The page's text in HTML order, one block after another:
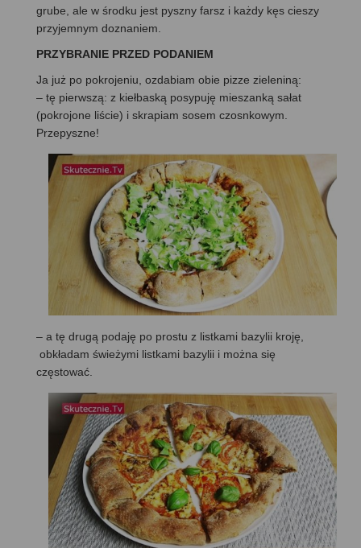
grube, ale w środku jest pyszny farsz i każdy kęs cieszy
przyjemnym doznaniem.
PRZYBRANIE PRZED PODANIEM
Ja już po pokrojeniu, ozdabiam obie pizze zieleniną:
– tę pierwszą: z kiełbaską posypuję mieszanką sałat
(pokrojone liście) i skrapiam sosem czosnkowym.
Przepyszne!
– a tę drugą podaję po prostu z listkami bazylii kroję,
obkładam świeżymi listkami bazylii i można się
częstować.